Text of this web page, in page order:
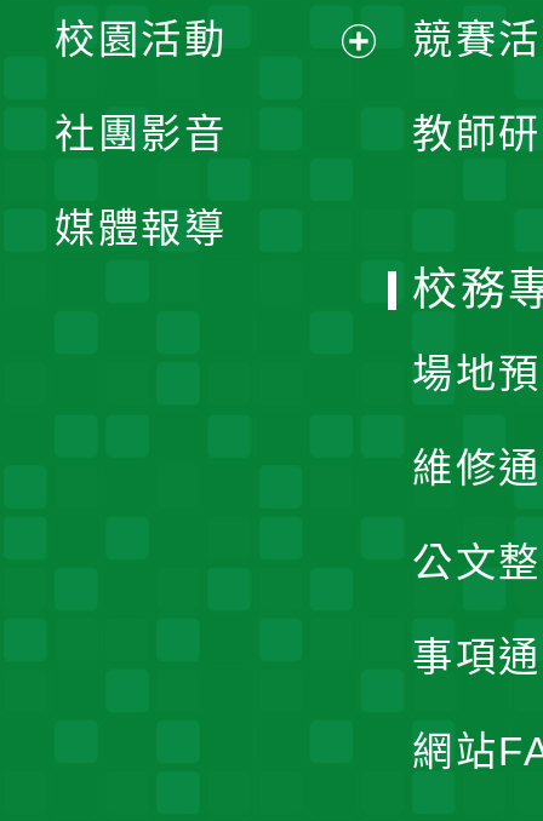
競賽
教師
開
校園活動
社團影音
媒體報導
校務
場地
維修
公文
事項
網站